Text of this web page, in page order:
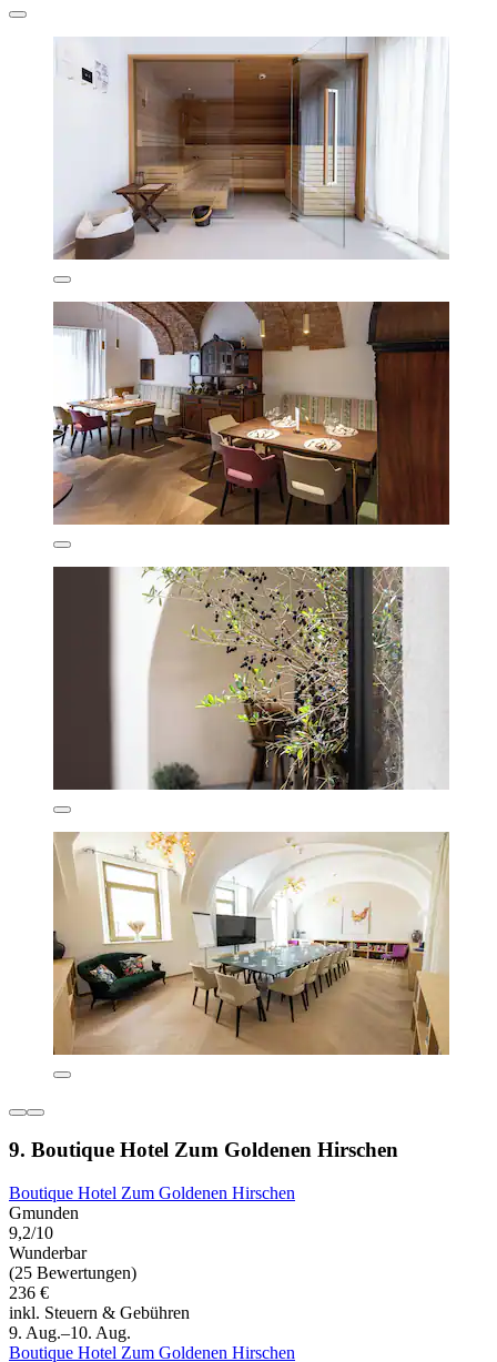
9. Boutique Hotel Zum Goldenen Hirschen
Boutique Hotel Zum Goldenen Hirschen
Gmunden
9,2/10
Wunderbar
(25 Bewertungen)
236 €
inkl. Steuern & Gebühren
9. Aug.–10. Aug.
Boutique Hotel Zum Goldenen Hirschen